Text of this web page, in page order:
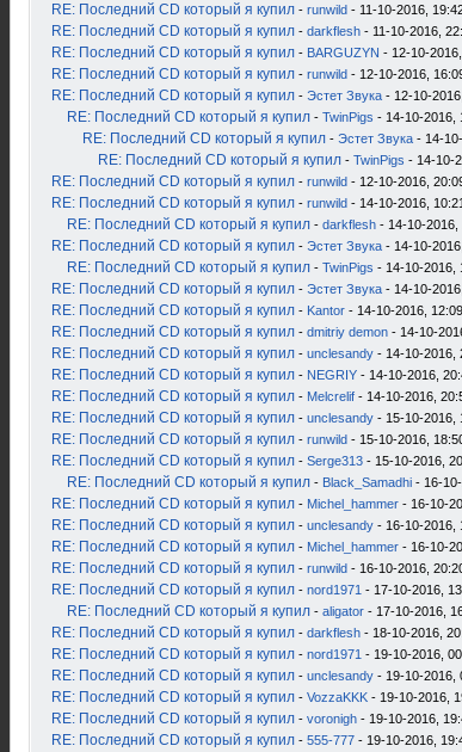
RE: Последний CD который я купил - runwild - 11-10-2016,
RE: Последний CD который я купил - darkflesh - 11-10-2016,
RE: Последний CD который я купил - BARGUZYN - 12-10-
RE: Последний CD который я купил - runwild - 12-10-2016,
RE: Последний CD который я купил - Эстет Звука - 12-10-
RE: Последний CD который я купил - TwinPigs - 14-10-2016,
RE: Последний CD который я купил - Эстет Звука - 14-
RE: Последний CD который я купил - TwinPigs - 14-10-
RE: Последний CD который я купил - runwild - 12-10-2016,
RE: Последний CD который я купил - runwild - 14-10-2016, 10:21
RE: Последний CD который я купил - darkflesh - 14-10-2016,
RE: Последний CD который я купил - Эстет Звука - 14-10-
RE: Последний CD который я купил - TwinPigs - 14-10-2016,
RE: Последний CD который я купил - Эстет Звука - 14-10-
RE: Последний CD который я купил - Kantor - 14-10-2016, 12:09
RE: Последний CD который я купил - dmitriy demon - 14-10-
RE: Последний CD который я купил - unclesandy - 14-10-2016,
RE: Последний CD который я купил - NEGRIY - 14-10-2016,
RE: Последний CD который я купил - Melcrelif - 14-10-2016,
RE: Последний CD который я купил - unclesandy - 15-10-2016,
RE: Последний CD который я купил - runwild - 15-10-2016,
RE: Последний CD который я купил - Serge313 - 15-10-2016,
RE: Последний CD который я купил - Black_Samadhi - 16-
RE: Последний CD который я купил - Michel_hammer - 16-10-
RE: Последний CD который я купил - unclesandy - 16-10-2016,
RE: Последний CD который я купил - Michel_hammer - 16-10-
RE: Последний CD который я купил - runwild - 16-10-2016,
RE: Последний CD который я купил - nord1971 - 17-10-2016,
RE: Последний CD который я купил - aligator - 17-10-2016,
RE: Последний CD который я купил - darkflesh - 18-10-2016,
RE: Последний CD который я купил - nord1971 - 19-10-2016,
RE: Последний CD который я купил - unclesandy - 19-10-2016,
RE: Последний CD который я купил - VozzaKKK - 19-10-2016,
RE: Последний CD который я купил - voronigh - 19-10-2016,
RE: Последний CD который я купил - 555-777 - 19-10-2016,